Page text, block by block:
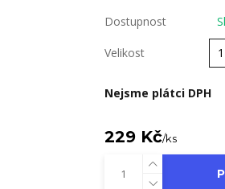
Dostupnost
Velikost
Nejsme plátci DPH
229 Kč/ks